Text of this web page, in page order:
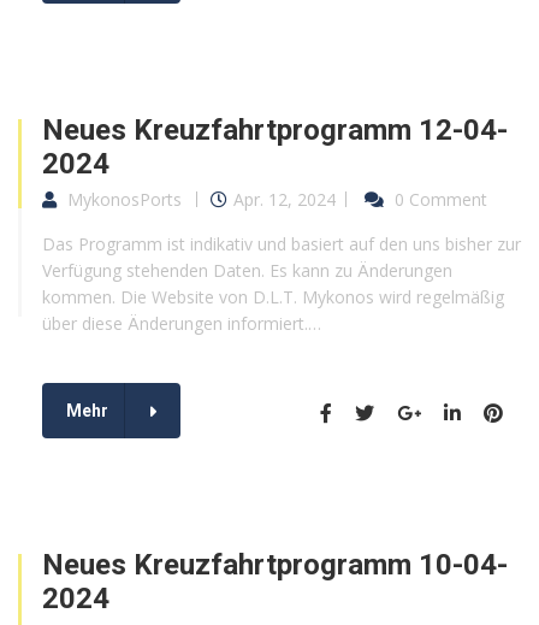
Neues Kreuzfahrtprogramm 12-04-
2024
MykonosPorts Apr. 12, 2024
0 Comment
Das Programm ist indikativ und basiert auf den uns bisher zur
Verfügung stehenden Daten. Es kann zu Änderungen
kommen. Die Website von D.L.T. Mykonos wird regelmäßig
über diese Änderungen informiert.…
Mehr
Neues Kreuzfahrtprogramm 10-04-
2024